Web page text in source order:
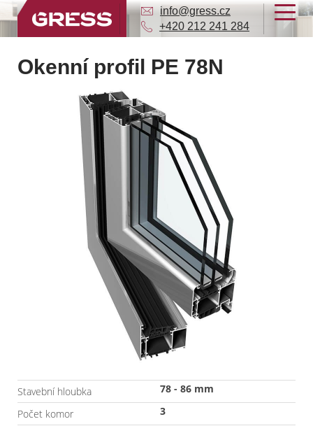
info@gress.cz
+420 212 241 284
Okenní profil PE 78N
Stavební hloubka
78 - 86 mm
Počet komor
3